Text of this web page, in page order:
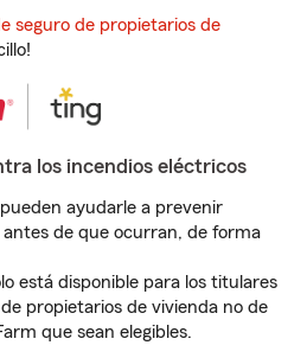
seguro de propietarios de
los incendios eléctricos
ayudarle a prevenir
de que ocurran, de forma
está disponible para los titulares
propietarios de vivienda no de
que sean elegibles.